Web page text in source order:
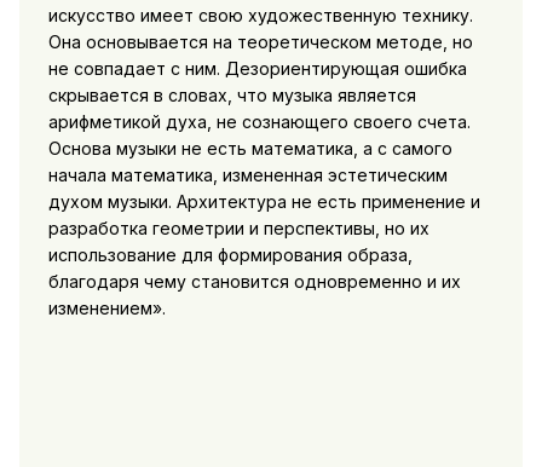
искусство имеет свою художественную технику.
Она основывается на теоретическом методе, но
не совпадает с ним. Дезориентирующая ошибка
скрывается в словах, что музыка является
арифметикой духа, не сознающего своего счета.
Основа музыки не есть математика, а с самого
начала математика, измененная эстетическим
духом музыки. Архитектура не есть применение и
разработка геометрии и перспективы, но их
использование для формирования образа,
благодаря чему становится одновременно и их
изменением».